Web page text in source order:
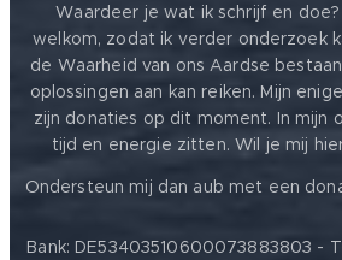
Waardeer je wat ik schrijf en
welkom, zodat ik verder onderzoek
de Waarheid van ons Aardse
oplossingen aan kan reiken. Mijn
zijn donaties op dit moment. In mijn
tijd en energie zitten. Wil je mij
Ondersteun mij dan aub met een
Bank: DE53403510600073883803 -